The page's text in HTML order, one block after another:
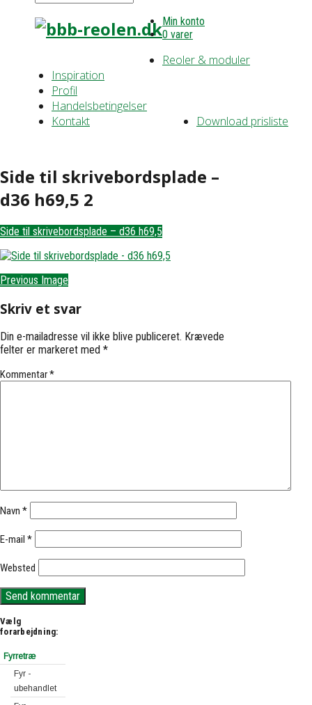
Min konto
0 varer
Reoler & moduler
Inspiration
Profil
Handelsbetingelser
Download prisliste
Kontakt
Side til skrivebordsplade –
d36 h69,5 2
Side til skrivebordsplade – d36 h69,5
Previous Image
Skriv et svar
Din e-mailadresse vil ikke blive publiceret. Krævede
felter er markeret med *
Kommentar*
Navn *
E-mail *
Websted
Vælg
forarbejdning:
Fyrretræ
Fyr -
ubehandlet